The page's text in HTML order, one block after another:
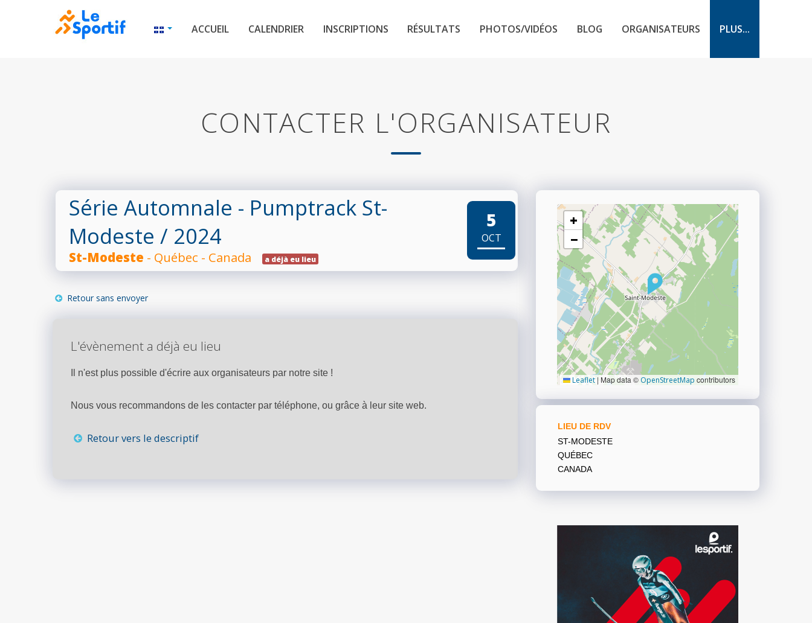
ACCUEIL CALENDRIER INSCRIPTIONS RÉSULTATS PHOTOS/VIDÉOS BLOG ORGANISATEURS PLUS...
CONTACTER L'ORGANISATEUR
Série Automnale - Pumptrack St-
Modeste / 2024
St-Modeste - Québec - Canada a déjà eu lieu
5
OCT
Retour sans envoyer
L'évènement a déjà eu lieu
Il n'est plus possible d'écrire aux organisateurs par notre site !
Nous vous recommandons de les contacter par téléphone, ou grâce à leur site web.
Retour vers le descriptif
+
−
Leaflet | Map data © OpenStreetMap contributors
LIEU DE RDV
ST-MODESTE
QUÉBEC
CANADA